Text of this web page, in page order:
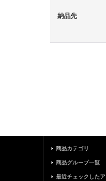
納品先
商品カテゴリ
商品グループ一覧
最近チェックした